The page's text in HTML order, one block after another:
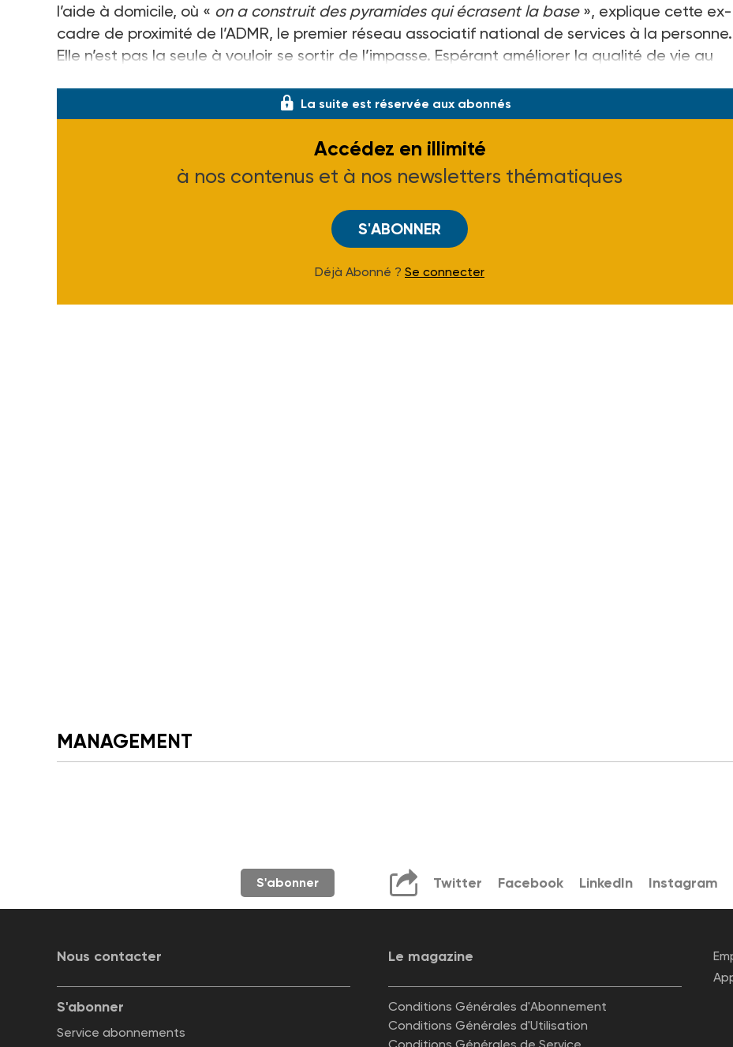
l’aide à domicile, où « on a construit des pyramides qui écrasent la base», explique cette ex-
cadre de proximité de l’ADMR, le premier réseau associatif national de services à la personne.
Elle n’est pas la seule à vouloir se sortir de l’impasse. Espérant améliorer la qualité de vie au
La suite est réservée aux abonnés
Accédez en illimité
à nos contenus et à nos newsletters thématiques
S'ABONNER
Déjà Abonné ? Se connecter
MANAGEMENT
S'abonner Twitter Facebook LinkedIn Instagram
Nous contacter Le magazine
S'abonner
Service abonnements
Conditions Générales d'Abonnement
Conditions Générales d'Utilisation